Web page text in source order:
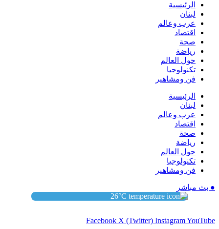
الرئيسية
لبنان
عرب وعالم
اقتصاد
صحة
رياضة
حول العالم
تكنولوجيا
فن ومشاهير
الرئيسية
لبنان
عرب وعالم
اقتصاد
صحة
رياضة
حول العالم
تكنولوجيا
فن ومشاهير
● بث مباشر
26°C
Facebook X (Twitter) InstagramYouTube